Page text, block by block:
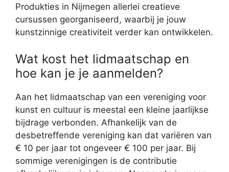
Produkties in Nijmegen allerlei creatieve
cursussen georganiseerd, waarbij je jouw
kunstzinnige creativiteit verder kan ontwikkelen.
Wat kost het lidmaatschap en
hoe kan je je aanmelden?
Aan het lidmaatschap van een vereniging voor
kunst en cultuur is meestal een kleine jaarlijkse
bijdrage verbonden. Afhankelijk van de
desbetreffende vereniging kan dat variëren van
€ 10 per jaar tot ongeveer € 100 per jaar. Bij
sommige verenigingen is de contributie